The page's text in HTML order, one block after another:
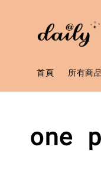
首頁 所有商品
one